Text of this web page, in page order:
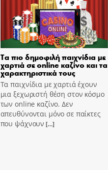
Τα πιο δημοφιλή παιχνίδια με
χαρτιά σε online καζίνο και τα
χαρακτηριστικά τους
Τα παιχνίδια με χαρτιά έχουν
μια ξεχωριστή θέση στον κόσμο
των online καζίνο. Δεν
απευθύνονται μόνο σε παίκτες
που ψάχνουν […]